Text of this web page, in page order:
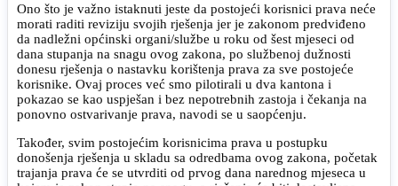
Ono što je važno istaknuti jeste da postojeći korisnici prava neće
morati raditi reviziju svojih rješenja jer je zakonom predviđeno
da nadležni općinski organi/službe u roku od šest mjeseci od
dana stupanja na snagu ovog zakona, po službenoj dužnosti
donesu rješenja o nastavku korištenja prava za sve postojeće
korisnike. Ovaj proces već smo pilotirali u dva kantona i
pokazao se kao uspješan i bez nepotrebnih zastoja i čekanja na
ponovno ostvarivanje prava, navodi se u saopćenju.
Također, svim postojećim korisnicima prava u postupku
donošenja rješenja u skladu sa odredbama ovog zakona, početak
trajanja prava će se utvrditi od prvog dana narednog mjeseca u